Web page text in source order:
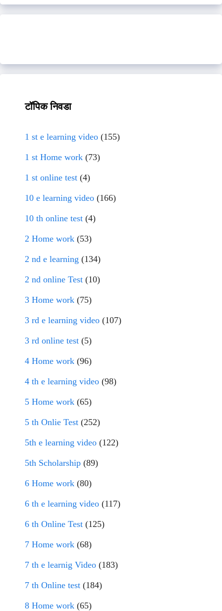
टॉपिक निवडा
1 st e learning video (155)
1 st Home work (73)
1 st online test (4)
10 e learning video (166)
10 th online test (4)
2 Home work (53)
2 nd e learning (134)
2 nd online Test (10)
3 Home work (75)
3 rd e learning video (107)
3 rd online test (5)
4 Home work (96)
4 th e learning video (98)
5 Home work (65)
5 th Onlie Test (252)
5th e learning video (122)
5th Scholarship (89)
6 Home work (80)
6 th e learning video (117)
6 th Online Test (125)
7 Home work (68)
7 th e learnig Video (183)
7 th Online test (184)
8 Home work (65)